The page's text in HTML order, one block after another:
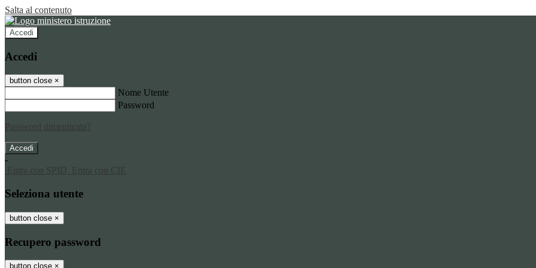
Salta al contenuto
Accedi
Accedi
button close ×
Nome Utente
Password
Password dimenticata?
-
Entra con SPID
Entra con CIE
Seleziona utente
button close ×
Recupero password
button close ×